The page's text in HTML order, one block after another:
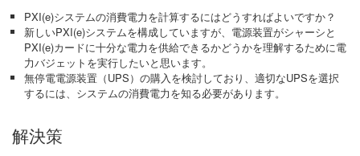
PXI(e)システムの消費電力を計算するにはどうすればよいですか？
新しいPXI(e)システムを構成していますが、電源装置がシャーシと
PXI(e)カードに十分な電力を供給できるかどうかを理解するために電
力バジェットを実行したいと思います。
無停電電源装置（UPS）の購入を検討しており、適切なUPSを選択
するには、システムの消費電力を知る必要があります。
解決策